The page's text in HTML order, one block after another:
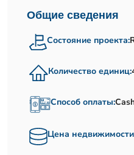
Общие сведения
Состояние проекта:
Количество единиц:
Способ оплаты:
Цена